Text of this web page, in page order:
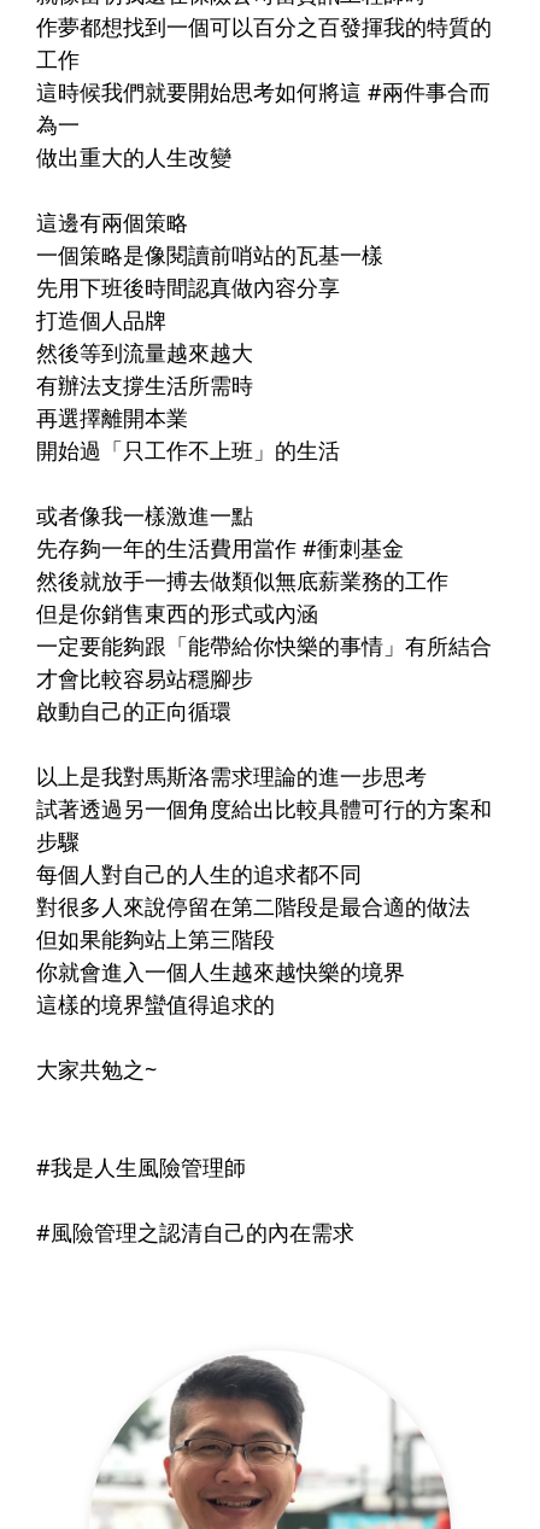
作夢都想找到一個可以百分之百發揮我的特質的
工作
這時候我們就要開始思考如何將這 #兩件事合而
為一
做出重大的人生改變
這邊有兩個策略
一個策略是像閱讀前哨站的瓦基一樣
先用下班後時間認真做內容分享
打造個人品牌
然後等到流量越來越大
有辦法支撐生活所需時
再選擇離開本業
開始過「只工作不上班」的生活
或者像我一樣激進一點
先存夠一年的生活費用當作 #衝刺基金
然後就放手一搏去做類似無底薪業務的工作
但是你銷售東西的形式或內涵
一定要能夠跟「能帶給你快樂的事情」有所結合
才會比較容易站穩腳步
啟動自己的正向循環
以上是我對馬斯洛需求理論的進一步思考
試著透過另一個角度給出比較具體可行的方案和
步驟
每個人對自己的人生的追求都不同
對很多人來說停留在第二階段是最合適的做法
但如果能夠站上第三階段
你就會進入一個人生越來越快樂的境界
這樣的境界蠻值得追求的
大家共勉之~
#我是人生風險管理師
#風險管理之認清自己的內在需求